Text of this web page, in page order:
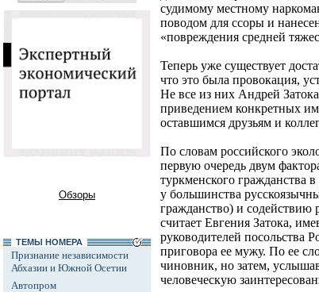
Обзоры
ТЕМЫ НОМЕРА
Признание независимости
Абхазии и Южной Осетии
Автопром
судимому местному
поводом для ссоры и
«повреждения средней
Теперь уже существует
что это была провокация,
Не все из них Андрей
приведением конкретных
оставшимся друзьям и
По словам российского
первую очередь двум
туркменского гражданства
у большинства
гражданство) и содействию
считает Евгения Затока,
руководителей посольства
приговора ее мужу. По ее
чиновник, но затем,
человеческую